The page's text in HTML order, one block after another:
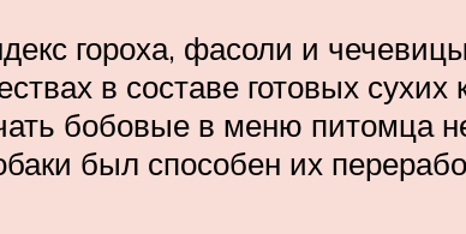
гороха, фасоли и
в составе готовых
бобовые в меню питомца
был способен их